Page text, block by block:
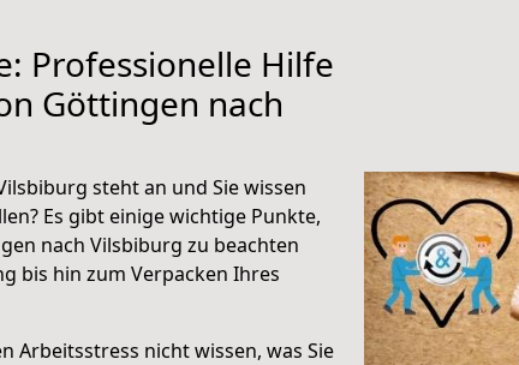
Professionelle Hilfe
Göttingen nach
steht an und Sie wissen
Es gibt einige wichtige Punkte,
nach Vilsbiburg zu beachten
bis hin zum Verpacken Ihres
Arbeitsstress nicht wissen, was Sie